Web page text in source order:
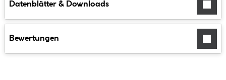
Datenblätter & Downloads
Bewertungen